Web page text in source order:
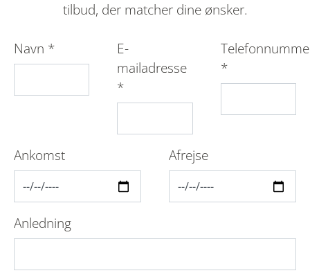
tilbud, der matcher dine ønsker.
Navn *
E-
mailadresse
*
*
Ankomst Afrejse
Anledning